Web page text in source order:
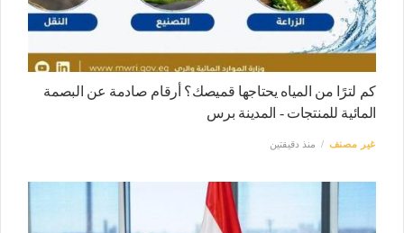
كم لترًا من المياه يحتاجها قميصك؟ أرقام صادمة عن البصمة
المائية للمنتجات - المدينة برس
غير مصنف منذ دقيقتين